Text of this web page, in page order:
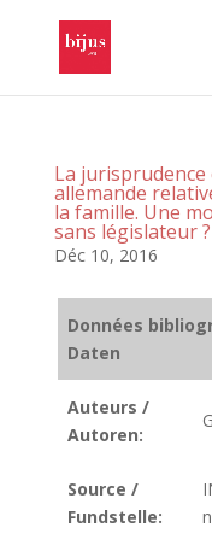
La
allemande
la famille. Une
sans législateur ?
Déc 10, 2016
Données
Daten
Auteurs /
Autoren:
Source /
Fundstelle: